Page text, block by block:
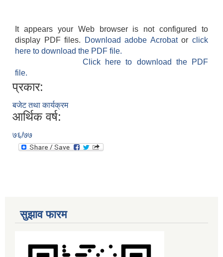
It appears your Web browser is not configured to
display PDF files.
Download adobe Acrobatorclick
here to download the PDF file.
Click here to download the PDF
file.
प्रकार:
बजेट तथा कार्यक्रम
आर्थिक वर्ष:
७६/७७
सुझाव फारम